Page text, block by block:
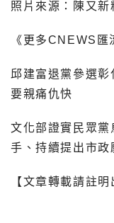
照片來源：陳又新
《更多CNEWS匯
邱建富退黨參選
要親痛仇快
文化部證實民眾
手、持續提出市政
【文章轉載請註明